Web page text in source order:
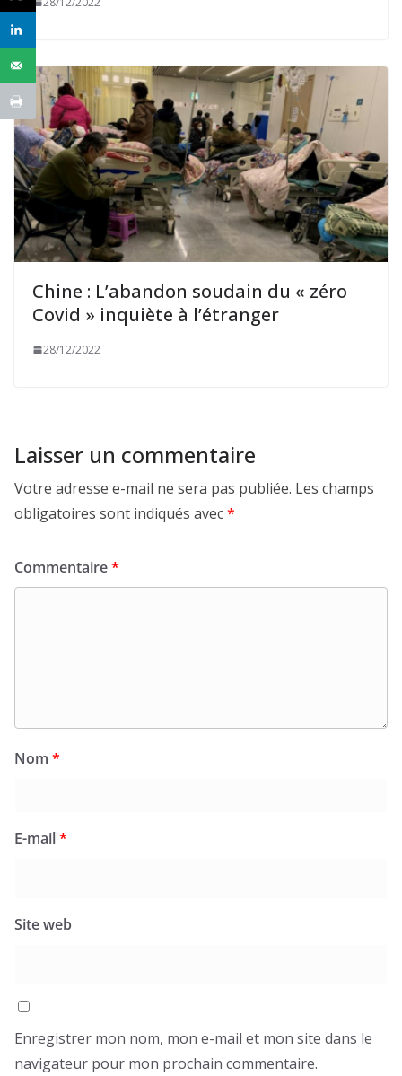
Chine : L’abandon soudain du « zéro
Covid » inquiète à l’étranger
28/12/2022
Laisser un commentaire
Votre adresse e-mail ne sera pas publiée. Les champs
obligatoires sont indiqués avec*
Commentaire*
Nom *
E-mail*
Site web
Enregistrer mon nom, mon e-mail et mon site dans le
navigateur pour mon prochain commentaire.